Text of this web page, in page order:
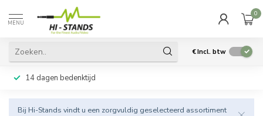
MENU
0
€Incl. btw
14 dagen bedenktijd
Bij Hi-Stands vindt u een zorgvuldig geselecteerd assortiment